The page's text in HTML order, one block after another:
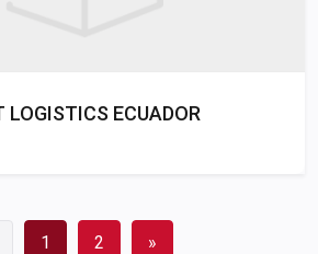
LOGISTICS ECUADOR
1 2 »